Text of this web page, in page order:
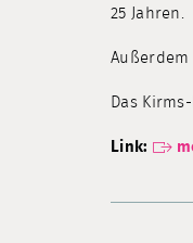
25 Jahren.
Außerdem
Das
Link: